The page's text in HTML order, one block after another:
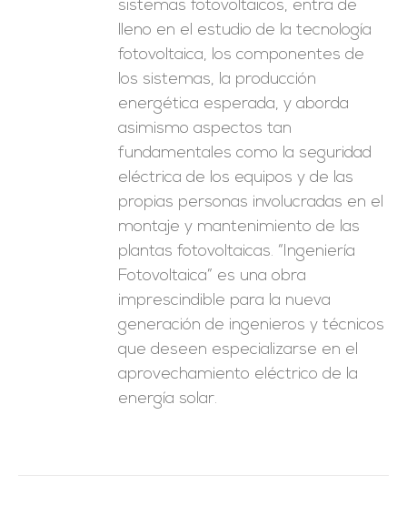
sistemas fotovoltaicos, entra de
lleno en el estudio de la tecnología
fotovoltaica, los componentes de
los sistemas, la producción
energética esperada, y aborda
asimismo aspectos tan
fundamentales como la seguridad
eléctrica de los equipos y de las
propias personas involucradas en el
montaje y mantenimiento de las
plantas fotovoltaicas. “Ingeniería
Fotovoltaica” es una obra
imprescindible para la nueva
generación de ingenieros y técnicos
que deseen especializarse en el
aprovechamiento eléctrico de la
energía solar.